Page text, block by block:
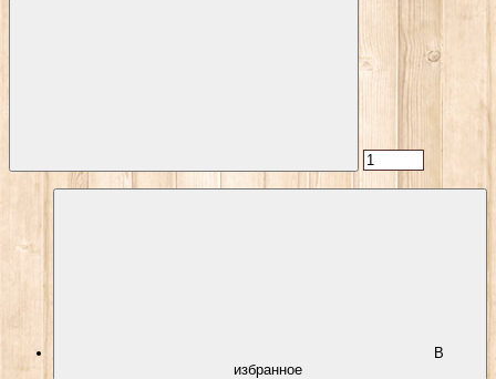
В
избранное